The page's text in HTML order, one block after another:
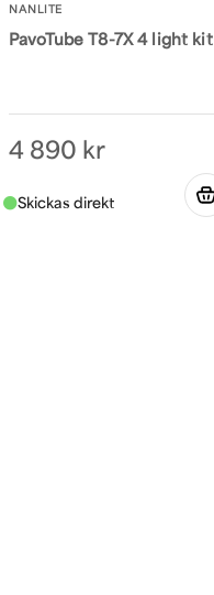
NANLITE
PavoTube T8-7X 4 light kit
4 890 kr